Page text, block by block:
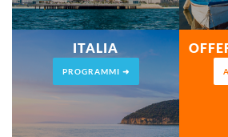
ITALIA
PROGRAMMI ➜